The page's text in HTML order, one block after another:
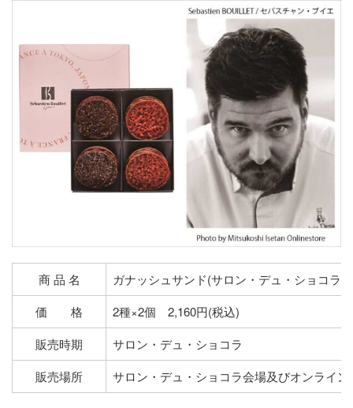
商 品 名
ガナッシュサンド(サロン・デュ・ショコラ
価 格
2種×2個 2,160円(税込)
販売時期
サロン・デュ・ショコラ
販売場所
サロン・デュ・ショコラ会場及びオンライン